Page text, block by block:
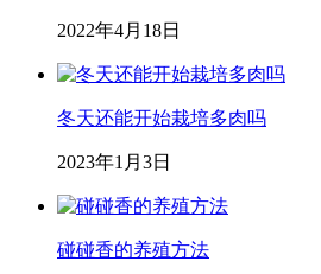
2022年4月18日
冬天还能开始栽培多肉吗
2023年1月3日
碰碰香的养殖方法